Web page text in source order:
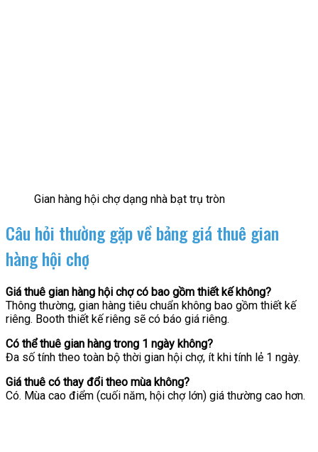
Gian hàng hội chợ dạng nhà bạt trụ tròn
Câu hỏi thường gặp về bảng giá thuê gian
hàng hội chợ
Giá thuê gian hàng hội chợ có bao gồm thiết kế không?
Thông thường, gian hàng tiêu chuẩn không bao gồm thiết kế
riêng. Booth thiết kế riêng sẽ có báo giá riêng.
Có thể thuê gian hàng trong 1 ngày không?
Đa số tính theo toàn bộ thời gian hội chợ, ít khi tính lẻ 1 ngày.
Giá thuê có thay đổi theo mùa không?
Có. Mùa cao điểm (cuối năm, hội chợ lớn) giá thường cao hơn.